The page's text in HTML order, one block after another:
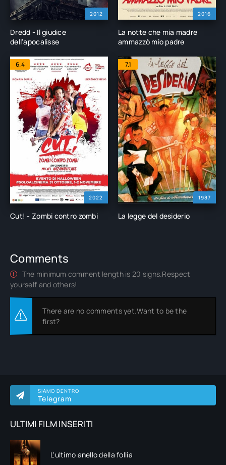
SIAMO DENTRO
Telegram
ULTIMI FILM INSERITI
L'ultimo anello della follia
2012
Dredd - Il giudice
dell'apocalisse
2016
La notte che mia madre
ammazzò mio padre
2022
6.4
Cut! - Zombi contro zombi
1987
7.1
La legge del desiderio
Comments
The minimum comment length is 20 signs.Respect
yourself and others!
There are no comments yet.Want to be the
first?